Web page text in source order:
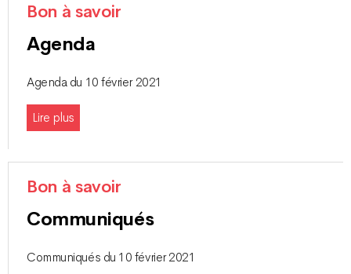
Bon à savoir
Agenda
Agenda du 10 février 2021
Lire plus
Bon à savoir
Communiqués
Communiqués du 10 février 2021